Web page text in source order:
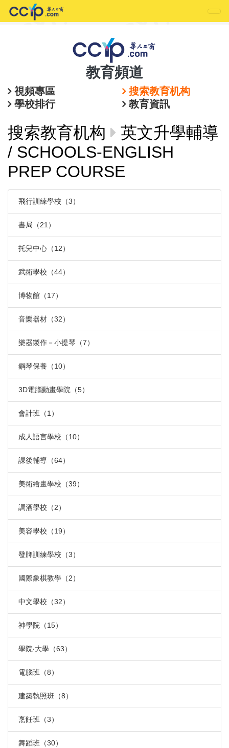
教育頻道
視頻專區
搜索教育机构
學校排行
教育資訊
搜索教育机构
英文升學輔導
/ SCHOOLS-ENGLISH
PREP COURSE
飛行訓練學校（3）
書局（21）
托兒中心（12）
武術學校（44）
博物館（17）
音樂器材（32）
樂器製作－小提琴（7）
鋼琴保養（10）
3D電腦動畫學院（5）
會計班（1）
成人語言學校（10）
課後輔導（64）
美術繪畫學校（39）
調酒學校（2）
美容學校（19）
發牌訓練學校（3）
國際象棋教學（2）
中文學校（32）
神學院（15）
學院‧大學（63）
電腦班（8）
建築執照班（8）
烹飪班（3）
舞蹈班（30）